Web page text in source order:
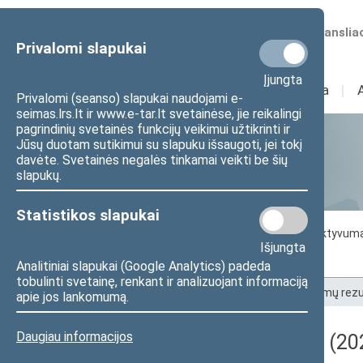
Privalomi slapukai
Įjungta
Privalomi (seanso) slapukai naudojami e-
seimas.lrs.lt ir www.e-tar.lt svetainėse, jie reikalingi
pagrindinių svetainės funkcijų veikimui užtikrinti ir
Jūsų duotam sutikimui su slapuku išsaugoti, jei tokį
davėte. Svetainės negalės tinkamai veikti be šių
slapukų.
Statistikos slapukai
Išjungta
Analitiniai slapukai (Google Analytics) padeda
tobulinti svetainę, renkant ir analizuojant informaciją
apie jos lankomumą.
Daugiau informacijos
Numatomos
Sudėtis Veikla I
Statistika
Seimo narių
Seimo narių balsavimų rezultatai
Pradžia Seimo narių balsavimų
Darbotvarkės klausimas